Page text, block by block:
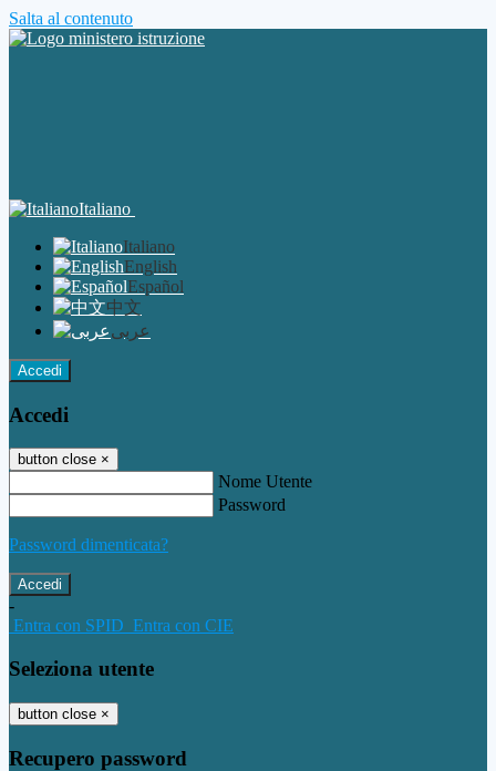
Salta al contenuto
Italiano
Italiano
English
Español
中文
عربى
Accedi
Accedi
button close ×
Nome Utente
Password
Password dimenticata?
-
Entra con SPID Entra con CIE
Seleziona utente
button close ×
Recupero password